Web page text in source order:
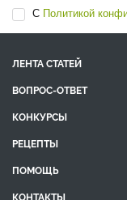
С Политикой
ЛЕНТА СТАТЕЙ
ВОПРОС-ОТВЕТ
КОНКУРСЫ
РЕЦЕПТЫ
ПОМОЩЬ
КОНТАКТЫ